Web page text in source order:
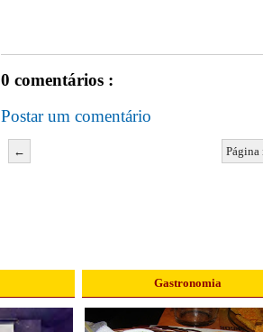
0 comentários :
Postar um comentário
←
Gastronomia